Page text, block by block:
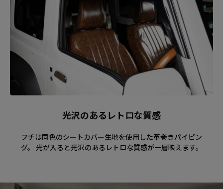
光沢のあるレトロな質感
フチは同色のシートカバー生地を使用した革巻きパイピン
グ。 光が入ると光沢のあるレトロな質感が一層映えます。